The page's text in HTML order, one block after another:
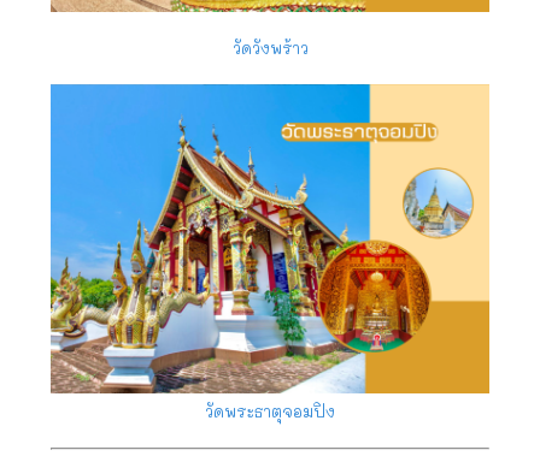
วัดวังพร้าว
วัดพระธาตุจอมปิง